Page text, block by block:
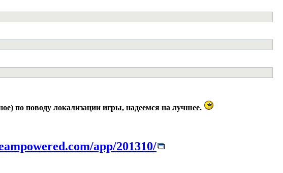
по поводу локализации игры, надеемся на лучшее.
app/201310/